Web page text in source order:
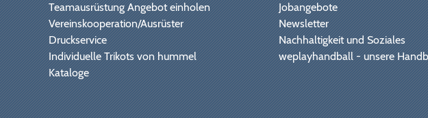
Teamausrüstung Angebot einholen
Vereinskooperation/Ausrüster
Druckservice
Individuelle Trikots von hummel
Kataloge
Jobangebote
Newsletter
Nachhaltigkeit und Soziales
weplayhandball - unsere